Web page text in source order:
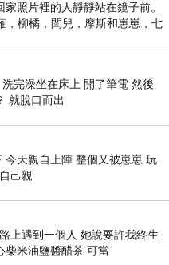
，哪有遊戲直播到一
來看台的觀眾也不尊
跟你互動的，換成是
腰斬再腰斬，同接人
救但作用還是不怎麼
去捧場聽聽，隊長歌
，會限也頻頻發心情
能展現自己偶像的舞
，而且隊長居然推船
照片裡的人靜靜站在鏡子前。
，柳橘，閆兒，摩斯和崽崽，七
鏡框之外，如同
完澡坐在床上 開了筆電 然後
就脫口而出
今天親自上陣 整個又被崽崽 玩
己親
上遇到一個人 她說要許我終生
柴米油鹽醬醋茶 可當